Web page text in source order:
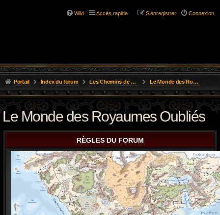
Wiki Accès rapide Connexion
S’enregistrer
Portail Index du forum Les Chemins de L'Aventure Le Monde des Royaumes Oubliés
Le Monde des Royaumes Oubliés
RÈGLES DU FORUM